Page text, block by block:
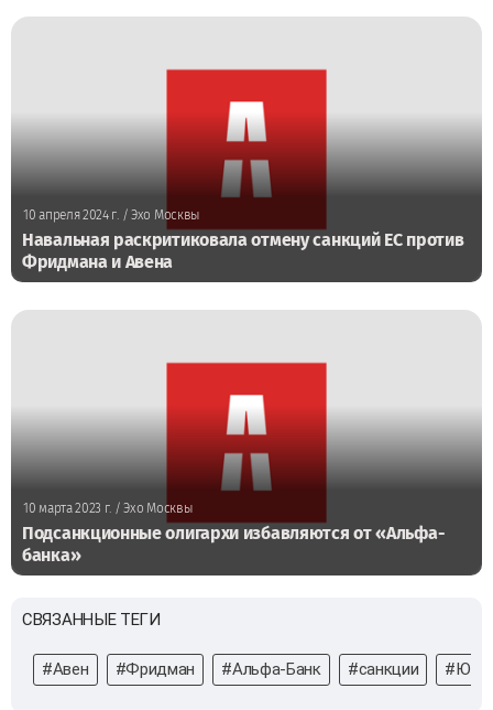
10 апреля 2024 г./ Эхо Москвы
Навальная раскритиковала отмену санкций ЕС против
Фридмана и Авена
10 марта 2023 г. / Эхо Москвы
Подсанкционные олигархи избавляются от «Альфа-
банка»
СВЯЗАННЫЕ ТЕГИ
#Авен #Фридман #Альфа-Банк #санкции